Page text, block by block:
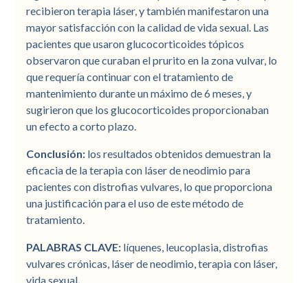
recibieron terapia láser, y también manifestaron una
mayor satisfacción con la calidad de vida sexual. Las
pacientes que usaron glucocorticoides tópicos
observaron que curaban el prurito en la zona vulvar, lo
que requería continuar con el tratamiento de
mantenimiento durante un máximo de 6 meses, y
sugirieron que los glucocorticoides proporcionaban
un efecto a corto plazo.
Conclusión: los resultados obtenidos demuestran la
eficacia de la terapia con láser de neodimio para
pacientes con distrofias vulvares, lo que proporciona
una justificación para el uso de este método de
tratamiento.
PALABRAS CLAVE: líquenes, leucoplasia, distrofias
vulvares crónicas, láser de neodimio, terapia con láser,
vida sexual.